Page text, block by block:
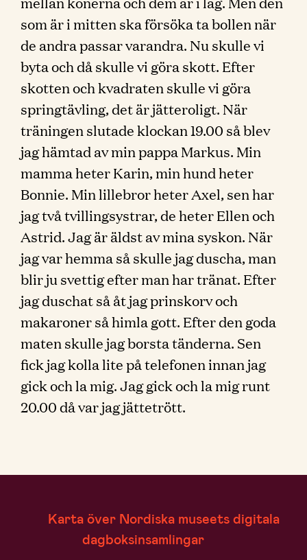
som är i mitten ska försöka ta bollen när
de andra passar varandra. Nu skulle vi
byta och då skulle vi göra skott. Efter
skotten och kvadraten skulle vi göra
springtävling, det är jätteroligt. När
träningen slutade klockan 19.00 så blev
jag hämtad av min pappa Markus. Min
mamma heter Karin, min hund heter
Bonnie. Min lillebror heter Axel, sen har
jag två tvillingsystrar, de heter Ellen och
Astrid. Jag är äldst av mina syskon. När
jag var hemma så skulle jag duscha, man
blir ju svettig efter man har tränat. Efter
jag duschat så åt jag prinskorv och
makaroner så himla gott. Efter den goda
maten skulle jag borsta tänderna. Sen
fick jag kolla lite på telefonen innan jag
gick och la mig. Jag gick och la mig runt
20.00 då var jag jättetrött.
Karta över Nordiska museets digitala
dagboksinsamlingar